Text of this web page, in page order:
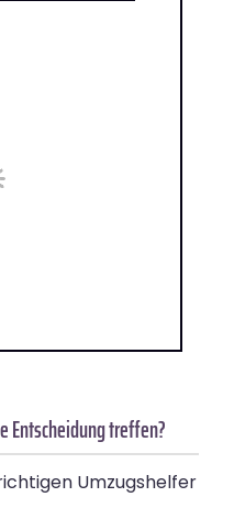
Entscheidung treffen?
Umzugshelfer